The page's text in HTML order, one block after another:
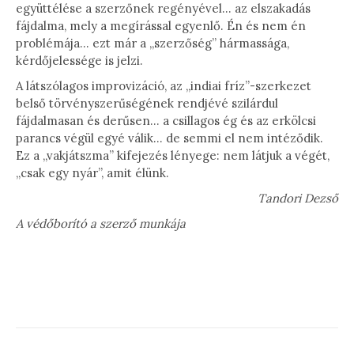
együttélése a szerzőnek regényével… az elszakadás
fájdalma, mely a megírással egyenlő. Én és nem én
problémája… ezt már a „szerzőség” hármassága,
kérdőjelessége is jelzi.
A látszólagos improvizáció, az „indiai fríz”-szerkezet
belső törvényszerűségének rendjévé szilárdul
fájdalmasan és derűsen… a csillagos ég és az erkölcsi
parancs végül egyé válik… de semmi el nem intéződik.
Ez a „vakjátszma” kifejezés lényege: nem látjuk a végét,
„csak egy nyár”, amit élünk.
Tandori Dezső
A védőborító a szerző munkája